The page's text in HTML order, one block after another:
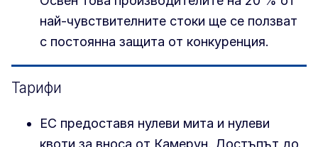
най-чувствителните стоки ще се ползват
с постоянна защита от конкуренция.
Тарифи
ЕС предоставя нулеви мита и нулеви
квоти за вноса от Камерун. Достъпът до